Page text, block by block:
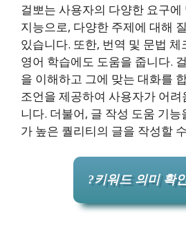
걸뽀는 사용자의 다양한 요구
지능으로, 다양한 주제에 대해
있습니다. 또한, 번역 및 문법
영어 학습에도 도움을 줍니다.
을 이해하고 그에 맞는 대화를
조언을 제공하여 사용자가 어
니다. 더불어, 글 작성 도움 기
가 높은 퀄리티의 글을 작성할
?키워드 의미 확